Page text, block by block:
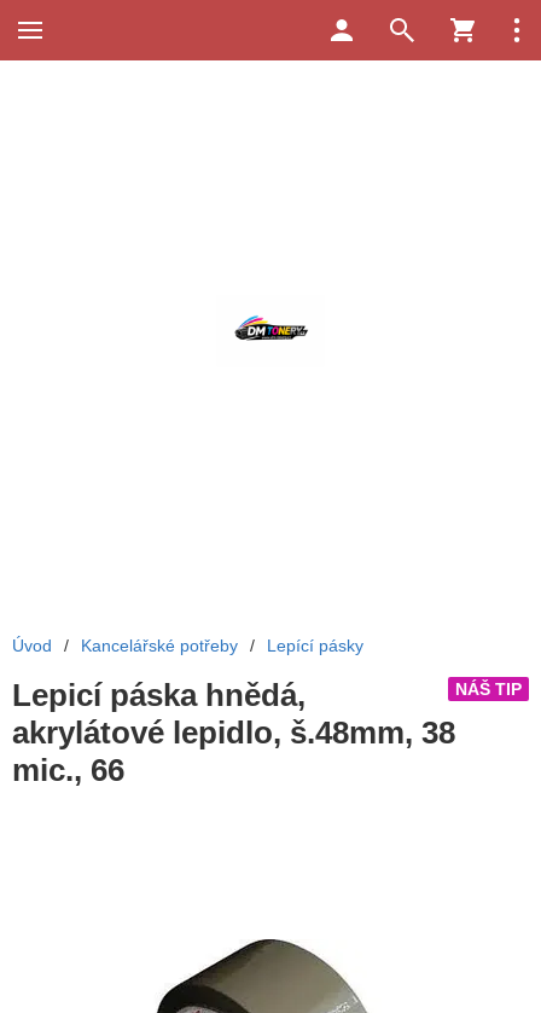
Úvod / Kancelářské potřeby / Lepící pásky
NÁŠ TIP
Lepicí páska hnědá,
akrylátové lepidlo, š.48mm, 38
mic., 66